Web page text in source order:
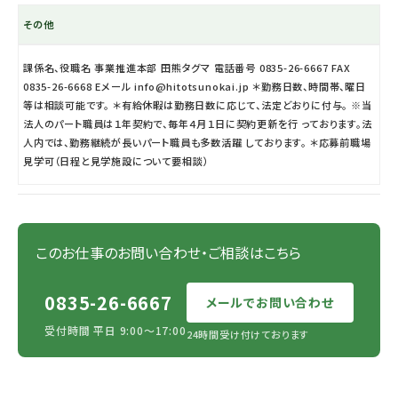
その他
課係名、役職名 事業推進本部 田熊タグマ 電話番号 0835-26-6667 FAX
0835-26-6668 Eメール info@hitotsunokai.jp ＊勤務日数、時間帯、曜日
等は相談可能です。 ＊有給休暇は勤務日数に応じて、法定どおりに付与。 ※当
法人のパート職員は１年契約で、毎年４月１日に契約更新を行 っております。法
人内では、勤務継続が長いパート職員も多数活躍 しております。 ＊応募前職場
見学可（日程と見学施設について要相談）
このお仕事のお問い合わせ・ご相談はこちら
0835-26-6667
受付時間 平日 9:00〜17:00
メールでお問い合わせ
24時間受け付けております